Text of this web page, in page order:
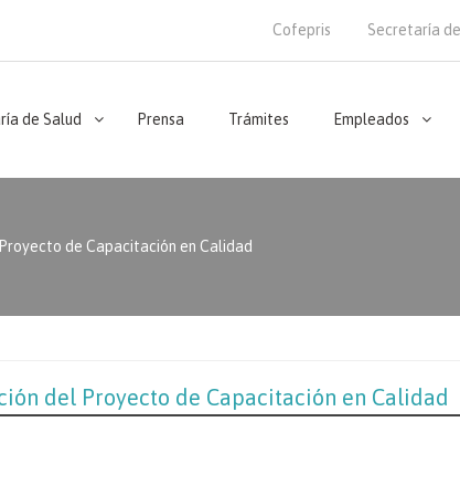
Cofepris Secretaría
de Salud Prensa Trámites Empleados
de Capacitación en Calidad
del Proyecto de Capacitación en Calidad